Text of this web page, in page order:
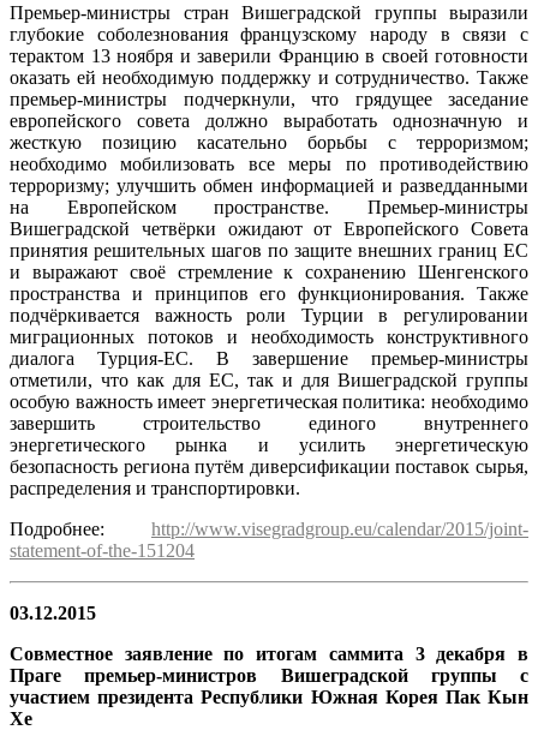
Премьер-министры стран Вишеградской группы выразили
глубокие соболезнования французскому народу в связи с
терактом 13 ноября и заверили Францию в своей готовности
оказать ей необходимую поддержку и сотрудничество. Также
премьер-министры подчеркнули, что грядущее заседание
европейского совета должно выработать однозначную и
жесткую позицию касательно борьбы с терроризмом;
необходимо мобилизовать все меры по противодействию
терроризму; улучшить обмен информацией и разведданными
на Европейском пространстве. Премьер-министры
Вишеградской четвёрки ожидают от Европейского Совета
принятия решительных шагов по защите внешних границ ЕС
и выражают своё стремление к сохранению Шенгенского
пространства и принципов его функционирования. Также
подчёркивается важность роли Турции в регулировании
миграционных потоков и необходимость конструктивного
диалога Турция-ЕС. В завершение премьер-министры
отметили, что как для ЕС, так и для Вишеградской группы
особую важность имеет энергетическая политика: необходимо
завершить строительство единого внутреннего
энергетического рынка и усилить энергетическую
безопасность региона путём диверсификации поставок сырья,
распределения и транспортировки.
Подробнее: http://www.visegradgroup.eu/calendar/2015/joint-
statement-of-the-151204
03.12.2015
Совместное заявление по итогам саммита 3 декабря в
Праге премьер-министров Вишеградской группы с
участием президента Республики Южная Корея Пак Кын
Хе